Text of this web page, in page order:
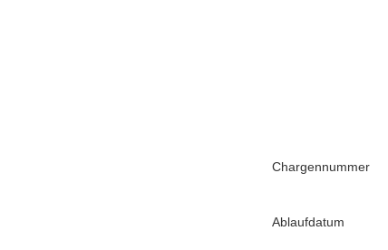
Chargennummer
Ablaufdatum